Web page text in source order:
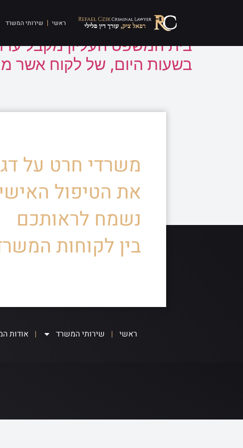
ראשי שירותי המשרד תגית:סיוע להצתה
בית המשפט העליון מקבל
בשעות היום, של לקוח אשר
משרדי חרט על
את הטיפול
נשמח לראותכם
בין לקוחות
ראשי שירותי המשרד אודות